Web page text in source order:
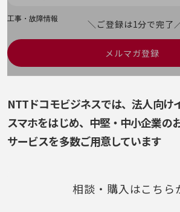
工事・故障情報
お客さまサポートサイト
SDPFナレッジセンター
NTTドコモ 通信障害情報
＼ご登録は1分で完了
メルマガ登録
NTTドコモビジネスでは、法人向け
スマホをはじめ、 中堅・中小企業の
サービスを多数ご用意しています
相談・購入はこちら